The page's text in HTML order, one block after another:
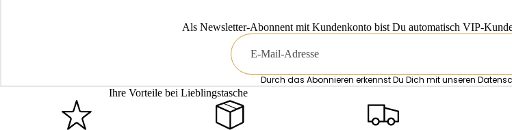
Als Newsletter-Abonnent mit Kundenkonto bist Du automatisch VIP-
E-
Mail
Durch das Abonnieren erkennst Du Dich mit unseren
Ihre Vorteile bei Lieblingstasche